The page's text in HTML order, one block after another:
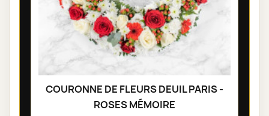
COURONNE DE FLEURS DEUIL PARIS -
ROSES MÉMOIRE